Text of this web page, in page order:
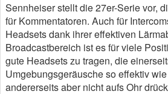
Sennheiser stellt die 27er-Serie vor,
für Kommentatoren. Auch für
Headsets dank ihrer effektiven
Broadcastbereich ist es für viele
gute Headsets zu tragen, die
Umgebungsgeräusche so effektiv
andererseits aber nicht aufs Ohr